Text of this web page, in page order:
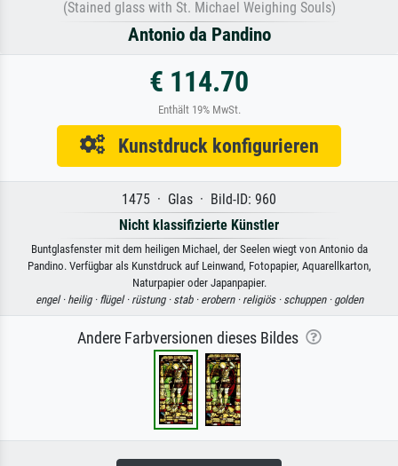
(Stained glass with St. Michael Weighing Souls)
Antonio da Pandino
€ 114.70
Enthält 19% MwSt.
Kunstdruck konfigurieren
1475 · Glas · Bild-ID: 960
Nicht klassifizierte Künstler
Buntglasfenster mit dem heiligen Michael, der Seelen wiegt von Antonio da
Pandino. Verfügbar als Kunstdruck auf Leinwand, Fotopapier, Aquarellkarton,
Naturpapier oder Japanpapier.
engel · heilig · flügel · rüstung · stab · erobern · religiös · schuppen · golden
Andere Farbversionen dieses Bildes